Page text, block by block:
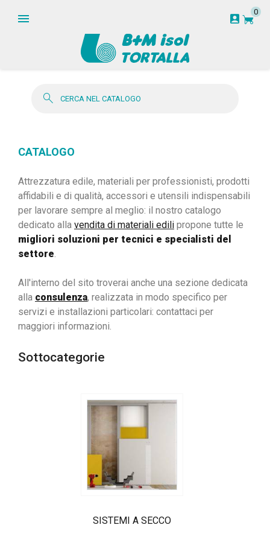
account_box garden_cart0
search
CATALOGO
Attrezzatura edile, materiali per professionisti, prodotti
affidabili e di qualità, accessori e utensili indispensabili
per lavorare sempre al meglio: il nostro catalogo
dedicato alla vendita di materiali edili propone tutte le
migliori soluzioni per tecnici e specialisti del
settore.
All'interno del sito troverai anche una sezione dedicata
alla consulenza, realizzata in modo specifico per
servizi e installazioni particolari: contattaci per
maggiori informazioni.
Sottocategorie
SISTEMI A SECCO